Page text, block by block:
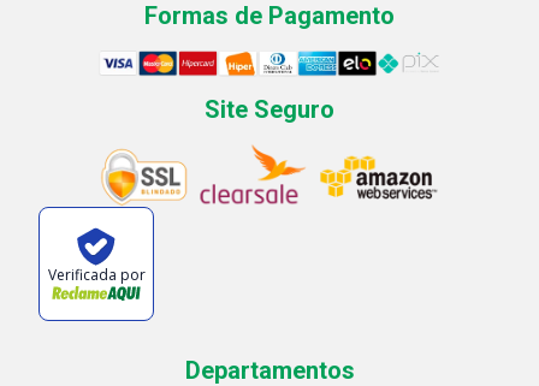
Formas de Pagamento
Site Seguro
Verificada por
Departamentos